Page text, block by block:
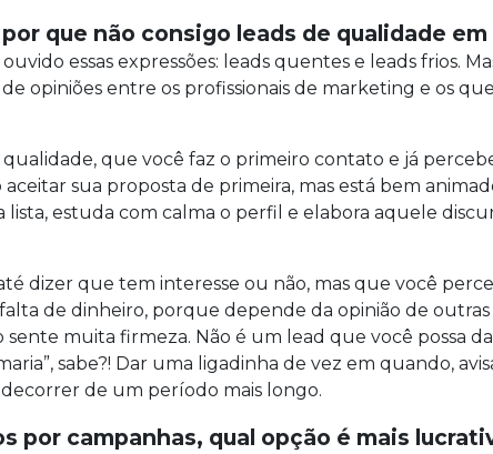
que não consigo leads de qualidade
essas expressões: leads quentes e leads frios.
opiniões entre os profissionais de marketing e os
que você faz o primeiro contato e já
sua proposta de primeira, mas está bem
lista, estuda com calma o perfil e elabora aquele
dizer que tem interesse ou não, mas que você
de dinheiro, porque depende da opinião de
sente muita firmeza. Não é um lead que você possa
sabe?! Dar uma ligadinha de vez em quando,
de um período mais longo.
por campanhas, qual opção é mais